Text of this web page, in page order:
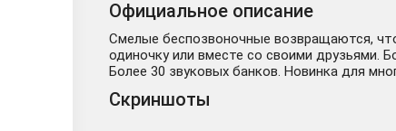
Официальное описание
Смелые беспозвоночные возвращаются,
одиночку или вместе со своими друзьями.
Более 30 звуковых банков. Новинка для
Скриншоты